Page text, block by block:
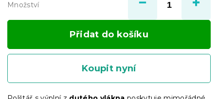
Množství
Přidat do košíku
Koupit nyní